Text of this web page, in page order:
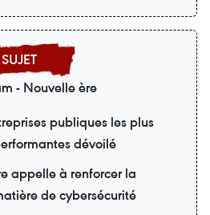
- Nouvelle ère
publiques les plus
dévoilé
appelle à renforcer la
de cybersécurité